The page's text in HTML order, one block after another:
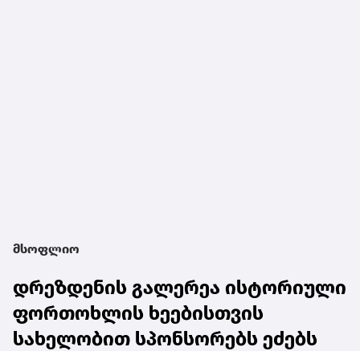
მსოფლიო
დრეზდენის გალერეა ისტორიული
ფორთოხლის ხეებისთვის
სახელობით სპონსორებს ეძებს